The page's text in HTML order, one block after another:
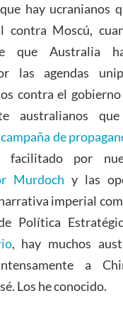
hay ucranianos
contra Moscú,
que Australia
las agendas
contra el
australianos
campaña de
facilitado por
Murdoch y las
imperial
Política
, hay muchos
a
Los he conocido.